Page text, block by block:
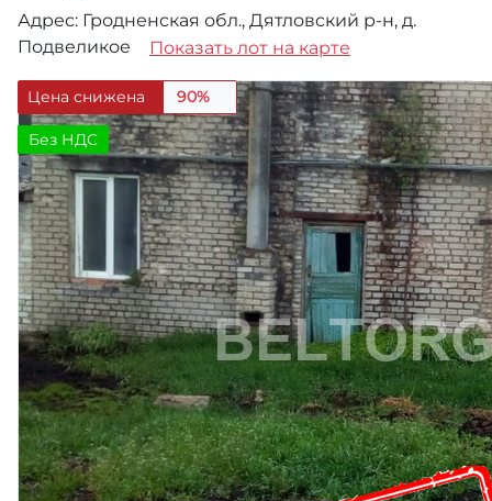
Адрес: Гродненская обл., Дятловский р-н, д.
Подвеликое
Показать лот на карте
Цена снижена 90%
Без НДС